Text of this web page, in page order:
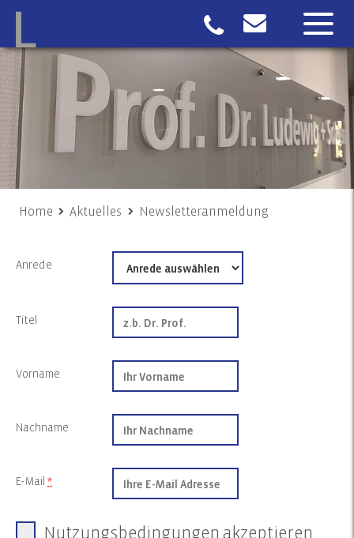
Home Aktuelles Newsletteranmeldung
Anrede
Titel
Vorname
Nachname
E-Mail *
Nutzungsbedingungen akzeptieren